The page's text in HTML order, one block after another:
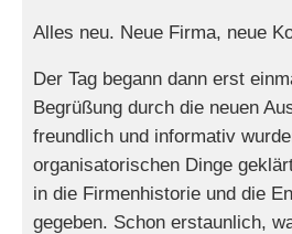
Alles neu. Neue Firma, neue
Der Tag begann dann erst
Begrüßung durch die neuen
freundlich und informativ
organisatorischen Dinge
in die Firmenhistorie und die
gegeben. Schon erstaunlich,